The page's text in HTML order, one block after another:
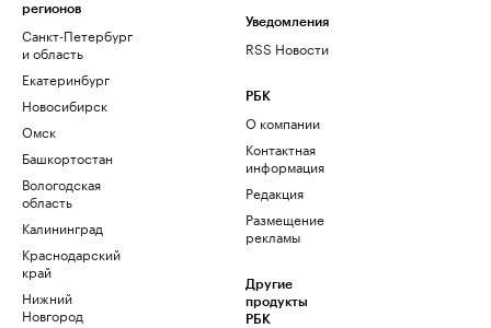
регионов
Санкт-Петербург
и область
Екатеринбург
Новосибирск
Омск
Башкортостан
Вологодская
область
Калининград
Краснодарский
край
Нижний
Новгород
Уведомления
RSS Новости
РБК
О компании
Контактная
информация
Редакция
Размещение
рекламы
Другие
продукты
РБК